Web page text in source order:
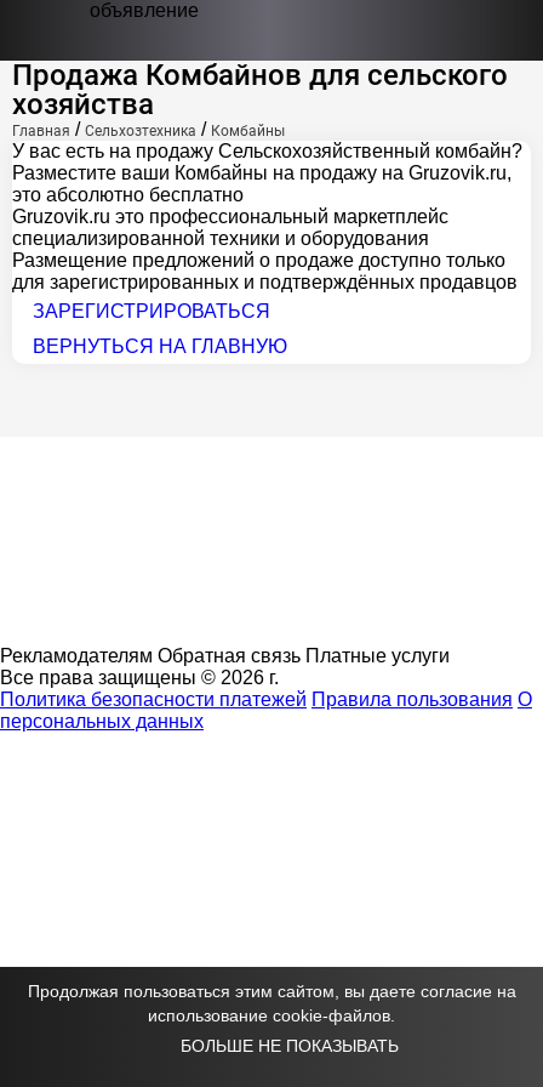
объявление
Продажа Комбайнов для сельского
хозяйства
Главная / Сельхозтехника / Комбайны
У вас есть на продажу Сельскохозяйственный комбайн?
Разместите ваши Комбайны на продажу на Gruzovik.ru,
это абсолютно бесплатно
Gruzovik.ru это профессиональный маркетплейс
специализированной техники и оборудования
Размещение предложений о продаже доступно только
для зарегистрированных и подтверждённых продавцов
ЗАРЕГИСТРИРОВАТЬСЯ
ВЕРНУТЬСЯ НА ГЛАВНУЮ
Рекламодателям Обратная связь Платные услуги
Все права защищены © 2026 г.
Политика безопасности платежей Правила пользования О
персональных данных
Продолжая пользоваться этим сайтом, вы даете согласие на
использование cookie-файлов.
БОЛЬШЕ НЕ ПОКАЗЫВАТЬ